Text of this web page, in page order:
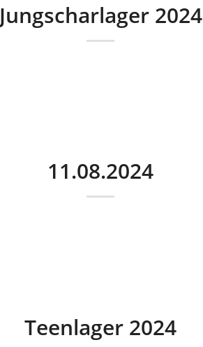
Jungscharlager 2024
11.08.2024
Teenlager 2024